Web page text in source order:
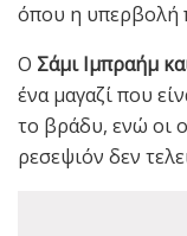
όπου η υπερβολή
Ο Σάμι Ιμπραήμ
ένα μαγαζί που
το βράδυ, ενώ οι
ρεσεψιόν δεν